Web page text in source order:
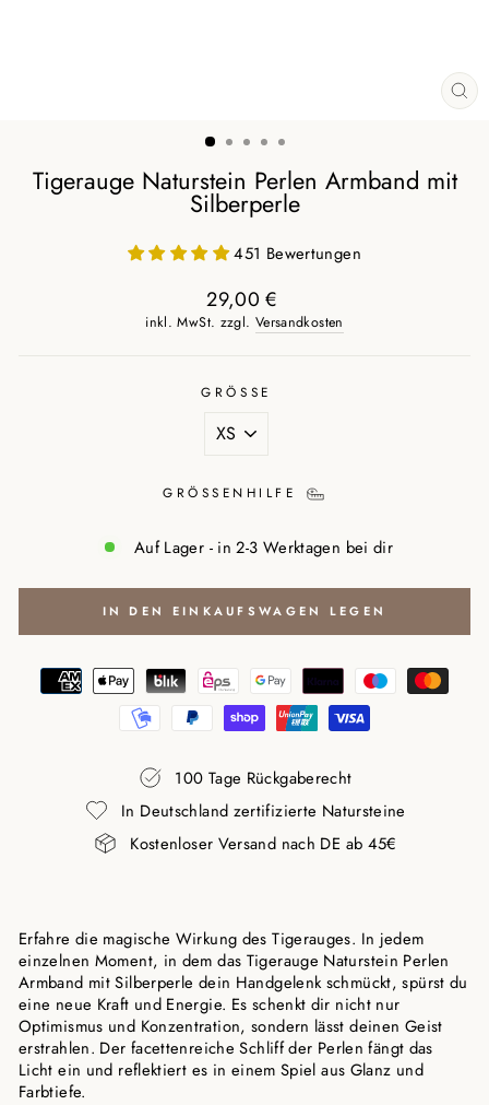
Tigerauge Naturstein Perlen Armband mit
Silberperle
451 Bewertungen
Normaler
Preis
29,00 €
inkl. MwSt. zzgl. Versandkosten
GRÖSSE
GRÖSSENHILFE
Auf Lager - in 2-3 Werktagen bei dir
IN DEN EINKAUFSWAGEN LEGEN
100 Tage Rückgaberecht
In Deutschland zertifizierte Natursteine
Kostenloser Versand nach DE ab 45€
Erfahre die magische Wirkung des Tigerauges. In jedem
einzelnen Moment, in dem das Tigerauge Naturstein Perlen
Armband mit Silberperle dein Handgelenk schmückt, spürst du
eine neue Kraft und Energie. Es schenkt dir nicht nur
Optimismus und Konzentration, sondern lässt deinen Geist
erstrahlen. Der facettenreiche Schliff der Perlen fängt das
Licht ein und reflektiert es in einem Spiel aus Glanz und
Farbtiefe.